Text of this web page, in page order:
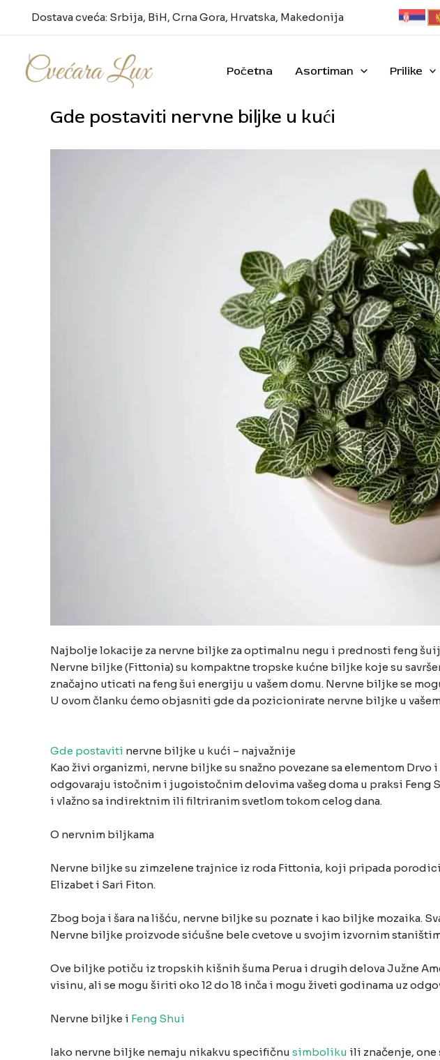
Dostava cveća: Srbija, BiH, Crna Gora, Hrvatska, Makedonija
Početna Asortiman Prilike
Gde postaviti nervne biljke u kući
Najbolje lokacije za nervne biljke za optimalnu negu i prednosti feng
Nervne biljke (Fittonia) su kompaktne tropske kućne biljke koje su
značajno uticati na feng šui energiju u vašem domu. Nervne biljke se
U ovom članku ćemo objasniti gde da pozicionirate nervne biljke u
Gde postaviti nervne biljke u kući – najvažnije
Kao živi organizmi, nervne biljke su snažno povezane sa elementom
odgovaraju istočnim i jugoistočnim delovima vašeg doma u praksi Feng
i vlažno sa indirektnim ili filtriranim svetlom tokom celog dana.
O nervnim biljkama
Nervne biljke su zimzelene trajnice iz roda Fittonia, koji pripada
Elizabet i Sari Fiton.
Zbog boja i šara na lišću, nervne biljke su poznate i kao biljke mozaika.
Nervne biljke proizvode sićušne bele cvetove u svojim izvornim
Ove biljke potiču iz tropskih kišnih šuma Perua i drugih delova Južne
visinu, ali se mogu širiti oko 12 do 18 inča i mogu živeti godinama uz
Nervne biljke i Feng Shui
Iako nervne biljke nemaju nikakvu specifičnu simboliku ili značenje,